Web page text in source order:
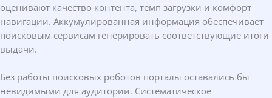
оценивают качество контента, темп загрузки и комфорт
навигации. Аккумулированная информация обеспечивает
поисковым сервисам генерировать соответствующие итоги
выдачи.
Без работы поисковых роботов порталы оставались бы
невидимыми для аудитории. Систематическое